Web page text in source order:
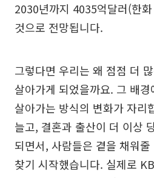
2030년까지 4035억달러(한
것으로 전망됩니다.
그렇다면 우리는 왜 점점 더
살아가게 되었을까요. 그 배
살아가는 방식의 변화가 자리
늘고, 결혼과 출산이 더 이상
되면서, 사람들은 곁을 채워
찾기 시작했습니다. 실제로